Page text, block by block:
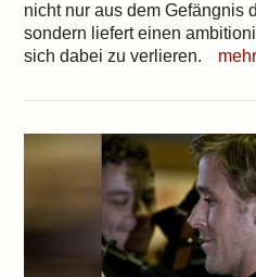
nicht nur aus dem Gefängnis
sondern liefert einen
sich dabei zu verlieren.